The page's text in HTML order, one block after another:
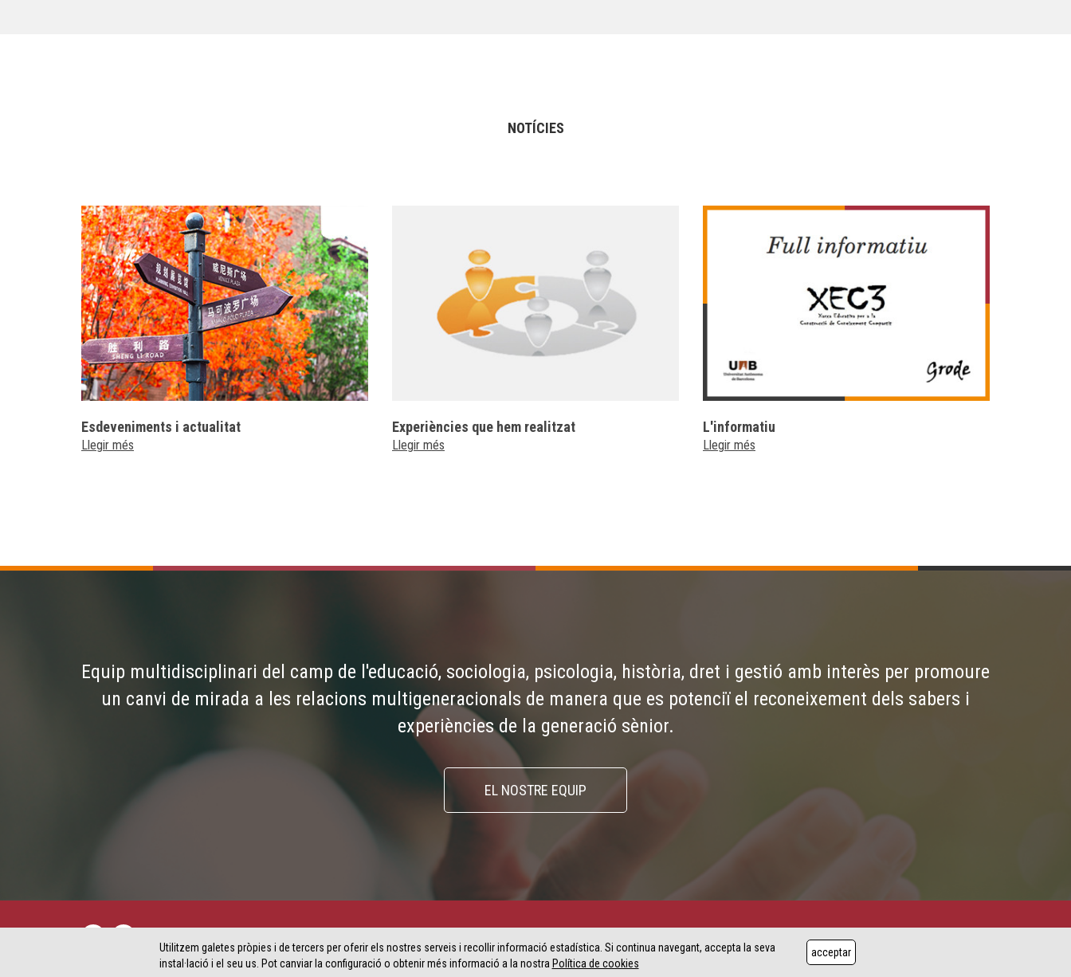
NOTÍCIES
Esdeveniments i actualitat
Llegir més
Experiències que hem realitzat
Llegir més
L'informatiu
Llegir més
Equip multidisciplinari del camp de l'educació, sociologia, psicologia, història, dret i gestió amb interès per promoure
un canvi de mirada a les relacions multigeneracionals de manera que es potenciï el reconeixement dels sabers i
experiències de la generació sènior.
EL NOSTRE EQUIP
POLÍTICA DE COOKIES
E-mail: associaciogrode@grode.org
Utilitzem galetes pròpies i de tercers per oferir els nostres serveis i recollir informació estadística. Si continua navegant, accepta la seva
instal·lació i el seu us. Pot canviar la configuració o obtenir més informació a la nostra Política de cookies
acceptar